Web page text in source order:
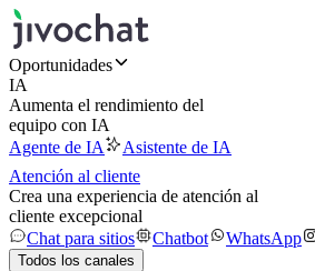
Oportunidades
IA
Aumenta el rendimiento del
equipo con IA
Agente de IA
Asistente de IA
Atención al cliente
Crea una experiencia de atención al
cliente excepcional
Chat para sitios
Chatbot WhatsApp
Todos los canales